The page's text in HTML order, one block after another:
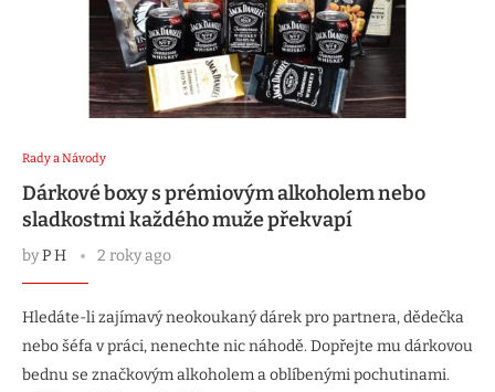
Rady a Návody
Dárkové boxy s prémiovým alkoholem nebo
sladkostmi každého muže překvapí
byP H 2 roky ago
Hledáte-li zajímavý neokoukaný dárek pro partnera, dědečka
nebo šéfa v práci, nenechte nic náhodě. Dopřejte mu dárkovou
bednu se značkovým alkoholem a oblíbenými pochutinami.